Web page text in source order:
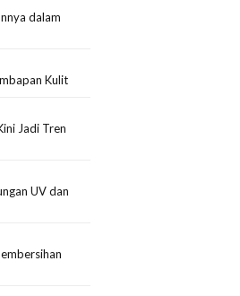
dalam
Kulit
Jadi Tren
UV dan